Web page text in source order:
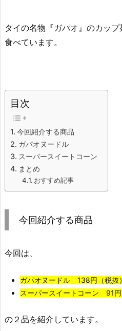
タイの名物『ガパオ』のカッ
食べています。
目次
今回紹介する商品
ガパオヌードル
スーパースイートコーン
まとめ
おすすめ記事
今回紹介する商品
今回は、
ガパオヌードル 138円（税抜）
スーパースイートコーン 91円
の２品を紹介しています。